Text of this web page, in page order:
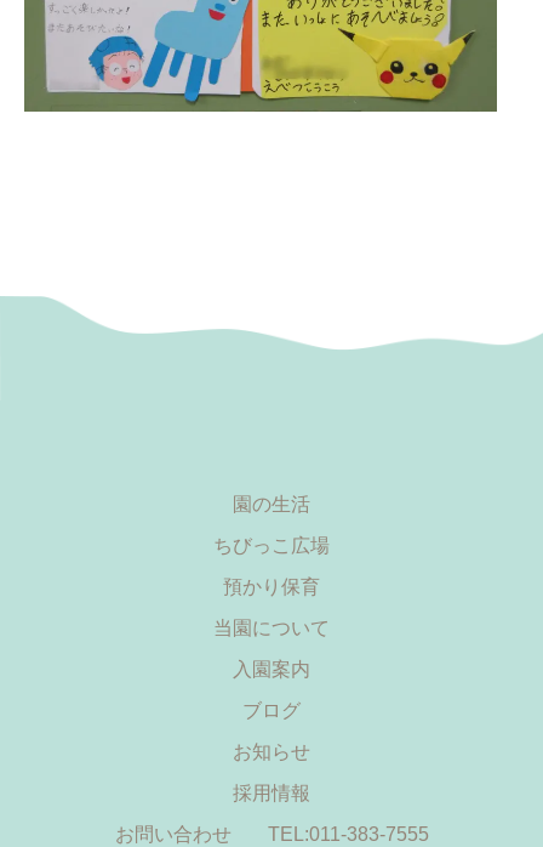
園の生活
ちびっこ広場
預かり保育
当園について
入園案内
ブログ
お知らせ
採用情報
お問い合わせ
TEL:011-383-7555